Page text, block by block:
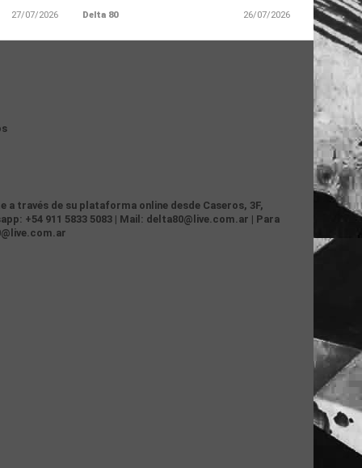
27/07/2026 Delta 80 26/07/2026
a través de su plataforma online desde Caseros, 3F,
+54 911 5833 5083 | Mail: delta80@live.com.ar | Para